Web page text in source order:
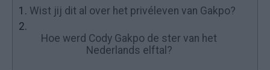
1. Wist jij dit al over het privéleven van Gakpo?
2.
Hoe werd Cody Gakpo de ster van het
Nederlands elftal?